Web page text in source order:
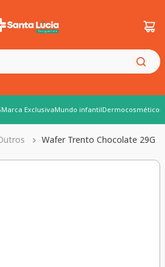
Marca ExclusivaMundo infantilDermocosméticos
Wafer Trento Chocolate 29G